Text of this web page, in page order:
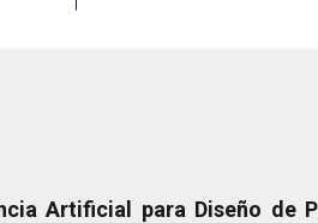
Artificial para Diseño de